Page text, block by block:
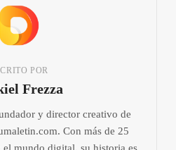
POR
Frezza
y director creativo de
Con más de 25